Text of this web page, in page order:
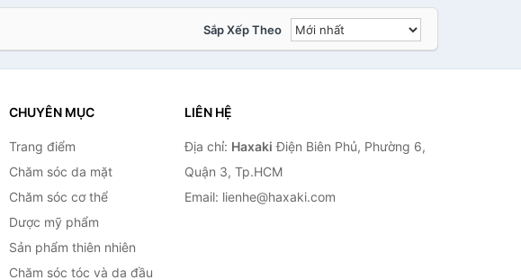
Sắp Xếp Theo
CHUYÊN MỤC
Trang điểm
Chăm sóc da mặt
Chăm sóc cơ thể
Dược mỹ phẩm
Sản phẩm thiên nhiên
Chăm sóc tóc và da đầu
LIÊN HỆ
Địa chỉ: Haxaki Điện Biên Phủ, Phường 6,
Quận 3, Tp.HCM
Email: lienhe@haxaki.com